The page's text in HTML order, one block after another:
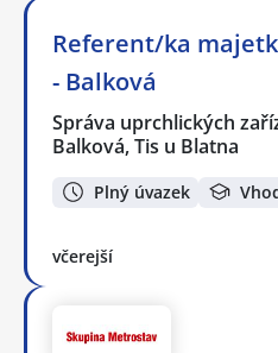
Referent/ka
- Balková
Správa uprchlických
Balková, Tis u Blatna
Plný úvazek
včerejší